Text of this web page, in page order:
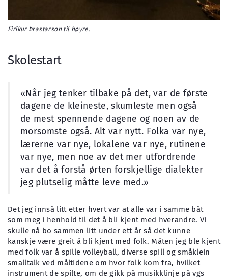
Eiríkur Þrastarson til høyre.
Skolestart
«Når jeg tenker tilbake på det, var de første
dagene de kleineste, skumleste men også
de mest spennende dagene og noen av de
morsomste også. Alt var nytt. Folka var nye,
lærerne var nye, lokalene var nye, rutinene
var nye, men noe av det mer utfordrende
var det å forstå ørten forskjellige dialekter
jeg plutselig måtte leve med.»
Det jeg innså litt etter hvert var at alle var i samme båt
som meg i henhold til det å bli kjent med hverandre. Vi
skulle nå bo sammen litt under ett år så det kunne
kanskje være greit å bli kjent med folk. Måten jeg ble kjent
med folk var å spille volleyball, diverse spill og småklein
smalltalk ved måltidene om hvor folk kom fra, hvilket
instrument de spilte, om de gikk på musikklinje på vgs